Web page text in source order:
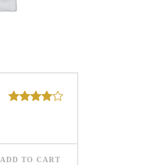
ADD TO CART